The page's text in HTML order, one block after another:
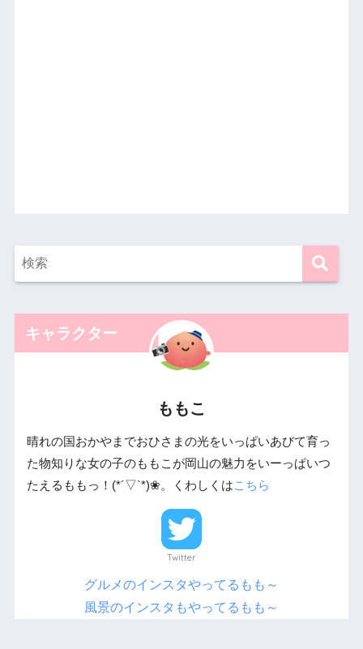
キャラクター
ももこ
晴れの国おかやまでおひさまの光をいっぱいあびて育っ
た物知りな女の子のももこが岡山の魅力をいーっぱいつ
たえるももっ！(*´▽`*)❀。くわしくはこちら
Twitter
グルメのインスタやってるもも～
風景のインスタもやってるもも～